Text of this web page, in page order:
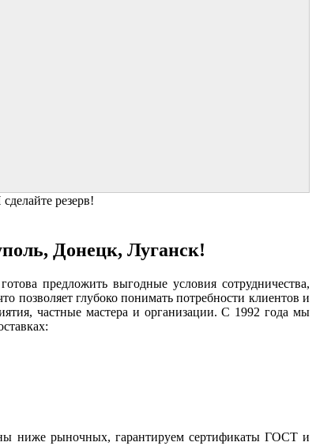
резерв!
Донецк, Луганск!
предложить выгодные условия сотрудничества,
позволяет глубоко понимать потребности клиентов и
частные мастера и организации. С 1992 года мы
ниже рыночных, гарантируем сертификаты ГОСТ и